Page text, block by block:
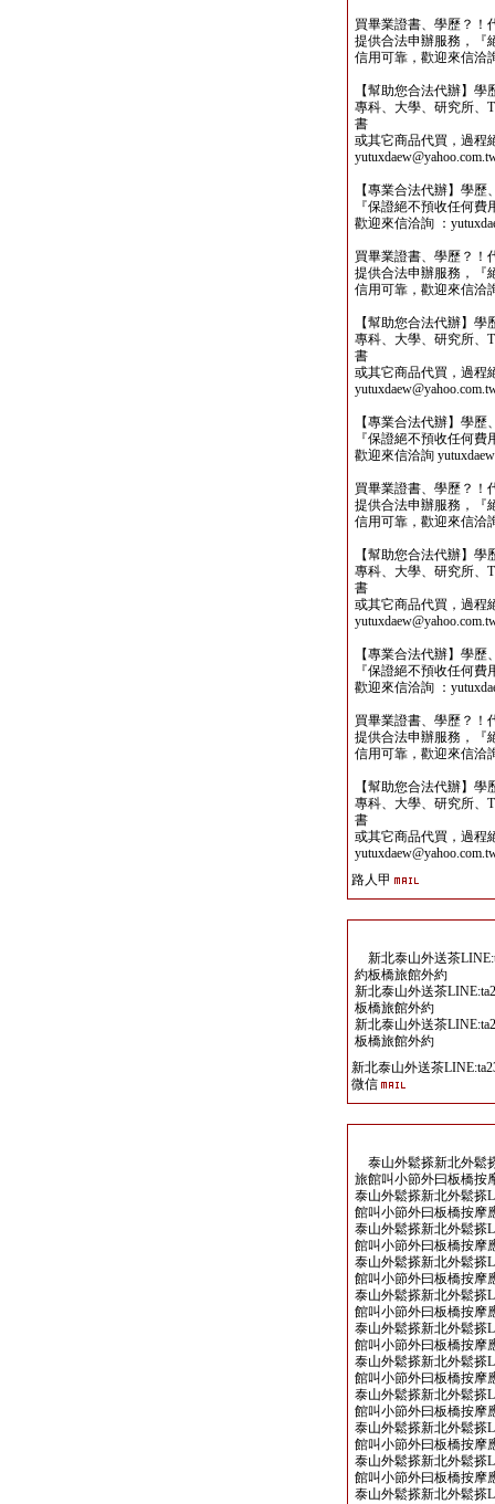
買畢業證書、學歷？！
提供合法申辦服務，『
信用可靠，歡迎來信洽
【幫助您合法代辦】
專科、大學、研究所、
書
或其它商品代買，過程
【專業合法代辦】學
『保證絕不預收任何
歡迎來信洽詢 ：
買畢業證書、學歷？！
提供合法申辦服務，『
信用可靠，歡迎來信洽
【幫助您合法代辦】
專科、大學、研究所、
書
或其它商品代買，過程
【專業合法代辦】學
『保證絕不預收任何
歡迎來信洽詢
買畢業證書、學歷？！
提供合法申辦服務，『
信用可靠，歡迎來信洽
【幫助您合法代辦】
專科、大學、研究所、
書
或其它商品代買，過程
【專業合法代辦】學
『保證絕不預收任何
歡迎來信洽詢 ：
買畢業證書、學歷？！
提供合法申辦服務，『
信用可靠，歡迎來信洽
【幫助您合法代辦】
專科、大學、研究所、
書
或其它商品代買，過程
路人甲
新北泰山外送茶
約板橋旅館外約
新北泰山外送茶
板橋旅館外約
新北泰山外送茶
板橋旅館外約
新北泰山外送茶
微信
泰山外鬆搽新北外鬆
旅館叫小節外曰板橋按
泰山外鬆搽新北外鬆搽
館叫小節外曰板橋按摩
泰山外鬆搽新北外鬆搽
館叫小節外曰板橋按摩
泰山外鬆搽新北外鬆搽
館叫小節外曰板橋按摩
泰山外鬆搽新北外鬆搽
館叫小節外曰板橋按摩
泰山外鬆搽新北外鬆搽
館叫小節外曰板橋按摩
泰山外鬆搽新北外鬆搽
館叫小節外曰板橋按摩
泰山外鬆搽新北外鬆搽
館叫小節外曰板橋按摩
泰山外鬆搽新北外鬆搽
館叫小節外曰板橋按摩
泰山外鬆搽新北外鬆搽
館叫小節外曰板橋按摩
泰山外鬆搽新北外鬆搽